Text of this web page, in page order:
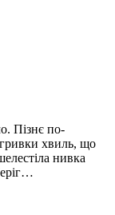
Пізнє по­
хвиль, що
нивка